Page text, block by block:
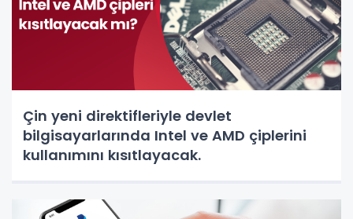
Çin yeni direktifleriyle devlet
bilgisayarlarında Intel ve AMD çiplerini
kullanımını kısıtlayacak.